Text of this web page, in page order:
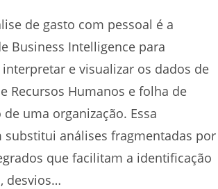
de gasto com pessoal é a
Business Intelligence para
e visualizar os dados de
Recursos Humanos e folha de
uma organização. Essa
substitui análises fragmentadas por
que facilitam a identificação
desvios…